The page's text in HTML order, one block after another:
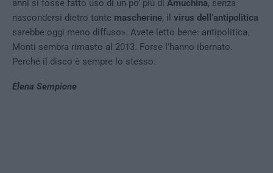
anni si fosse fatto uso di un po’ più di Amuchina, senza
nascondersi dietro tante mascherine, il virus dell’antipolitica
sarebbe oggi meno diffuso». Avete letto bene: antipolitica.
Monti sembra rimasto al 2013. Forse l’hanno ibernato.
Perché il disco è sempre lo stesso.
Elena Sempione